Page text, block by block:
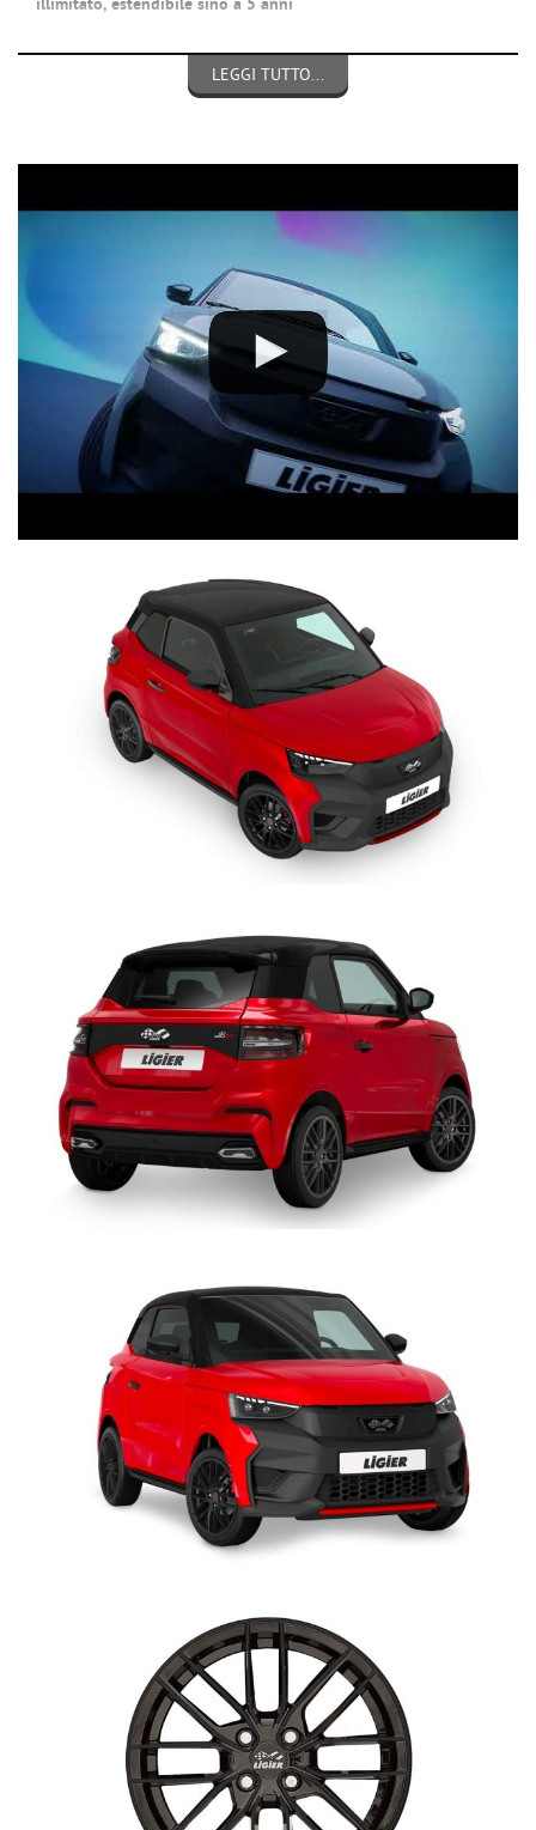
illimitato, estendibile sino a 5 anni
Si guida dai 14 anni e si può trasportare un passeggero dai 16
anni... è sufficiente avere il patentino del ciclomotore oppure la
CONFORME ALLE PIU' RECENTI NORMATIVE EUROPEE
PIU' ROBUSTA >peso complessivo aumentato+20%: fino a
potenza massima aumentata
anzichè 4kw
PIU' CONFORTEVOLE >
rumorosità motoreridotta
sonoro rilevato in decibel), sia da fermo che in marcia
MENO INQUINANTE > emissioni allo scarico ridotte e rispetto
della nuova
normativa antinquinamento Euro5+
EQUIPAGGIAMENTI INCLUSI:
potenza durante la marcia, neppure su strade in salita, grazie alla
gestione elettronica, e installato direttamente in fabbrica
durante le fasi di produzione del veicolo. Rapida ed efficace
produzione di aria condizionata, fredda o calda: i passeggeri
godranno di aria fresca durante la stagione calda, ma soprattutto
non temeranno l’appannamento dei vetri durante le giornate
piovose ottimizzando la visibilità e dunque la sicurezza.
Ligier è l'unica minicar a proporre ladirezione
elettrica assistita progressiva(EPS Electric Power Steering),
innovazione tecnologica di derivazione automobilistica.
L'assistenza è progressiva: massima in manovre da fermo o a
Durante la marcia, tenuta di strada più sicura e maggior facilità di
mantenere in modo preciso la traiettoria impostata, in ogni
condizioni di marcia e fondo stradale, per un controllo del
veicolo senza paragoni. Inoltre, è possibile ruotare il volante con
un solo dito: lo sforzo a veicolo fermo è costante sino a fine
corsa ed è fino a 10 volte minore rispetto ai veicoli non
equipaggiati; così anche i conducenti alle prime esperienze di
guida guadagnano dimestichezza nel parcheggio.
INTEGRAZIONE SMARTPHONE AVANZATA >
Avviare la
navigazione GPS con Waze o Maps, ascoltare la musica preferita
AppleCarPlay eAndroidAutonon è necessario impugnare
il telefono per approfittare della moltitudine di applicazioni
disponibili sullo smartphone (eccetto quelle incompatibili con la
guida, bloccate automaticamente): basta collegarlo via cavo USB
per gestire in modo semplice e intuitivo le funzionalità
multimediali tramite loschermo 10”
del sistema di infotaiment
oppure tramite l'assistente vocale, senza mai perdere di vista la
LEGGI TUTTO...